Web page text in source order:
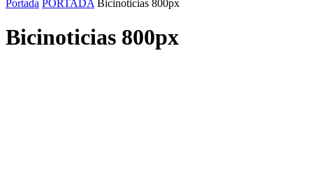
Portada PORTADA Bicinoticias 800px
Bicinoticias 800px